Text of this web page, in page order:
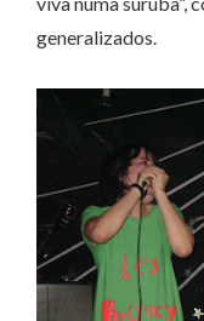
generalizados.